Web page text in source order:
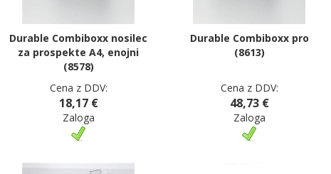
Durable Combiboxx nosilec
za prospekte A4, enojni
(8578)
Cena z DDV:
18,17 €
Zaloga
Durable Combiboxx pro
(8613)
Cena z DDV:
48,73 €
Zaloga